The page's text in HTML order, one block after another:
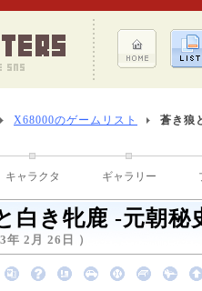
X68000のゲームリスト 蒼き狼
キャラクタ ギャラリー
白き牝鹿 -元朝秘
2月 26日 ）